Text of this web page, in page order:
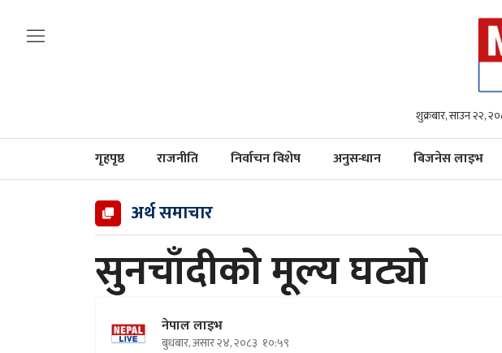
शुक्रबार, साउन २२,
गृहपृष्ठ राजनीति निर्वाचन विशेष अनुसन्धान बिजनेस लाइभ
अर्थ समाचार
सुनचाँदीको मूल्य घट्यो
नेपाल लाइभ
बुधबार, असार २४, २०८३ १०:५९